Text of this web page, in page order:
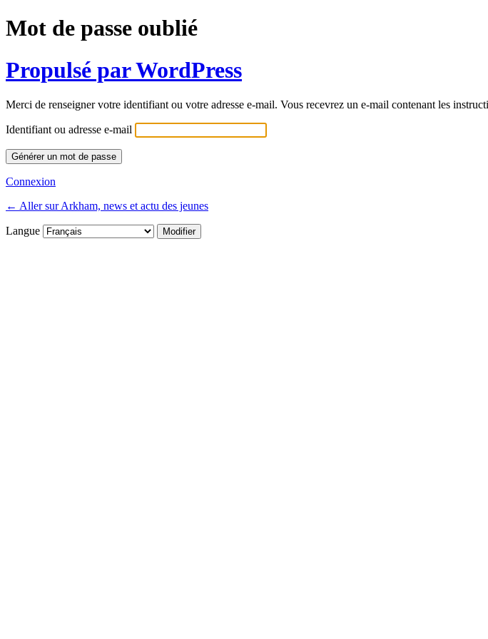
Mot de passe oublié
Propulsé par WordPress
Merci de renseigner votre identifiant ou votre adresse e-mail. Vous recevrez un e-mail contenant les
Identifiant ou adresse e-mail
Connexion
← Aller sur Arkham, news et actu des jeunes
Langue